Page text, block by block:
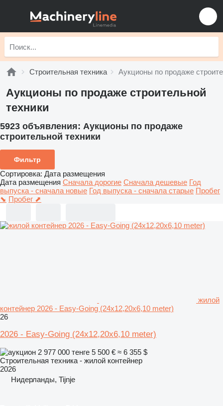
Строительная техника Аукционы по продаже
Аукционы по продаже строительной
техники
5923 объявления: Аукционы по продаже
строительной техники
Фильтр
Сортировка: Дата размещения
Дата размещения Сначала дорогие Сначала дешевые Год
выпуска - сначала новые Год выпуска - сначала старые Пробег
⬊ Пробег ⬈
жилой
контейнер 2026 - Easy-Going (24x12,20x6,10 meter)
26
2026 - Easy-Going (24x12,20x6,10 meter)
2 977 000 тенге 5 500 € ≈ 6 355 $
Строительная техника - жилой контейнер
2026
Нидерланды, Tijnje